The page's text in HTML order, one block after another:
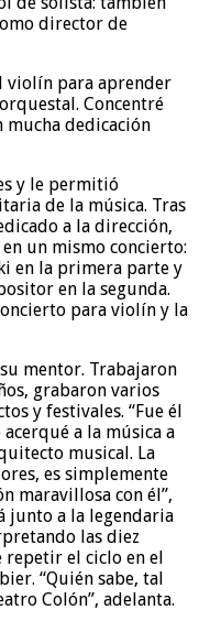
director de
violín para aprender
Concentré
mucha dedicación
y le permitió
de la música. Tras
a la dirección,
un mismo concierto:
en la primera parte y
en la segunda.
para violín y la
mentor. Trabajaron
grabaron varios
y festivales. “Fue él
a la música a
musical. La
es simplemente
maravillosa con él”,
junto a la legendaria
las diez
repetir el ciclo en el
“Quién sabe, tal
Colón”, adelanta.